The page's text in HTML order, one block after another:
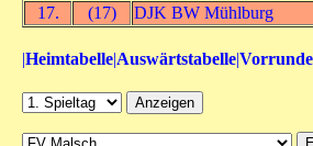
17.
(17) DJK BW Mühlburg
|Heimtabelle|Auswärtstabelle|Vorrunde